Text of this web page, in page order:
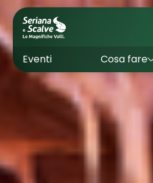
Eventi Cosa fare
Cultura
Esperienze
Dove dormire
Come muoversi
Uffici turistici